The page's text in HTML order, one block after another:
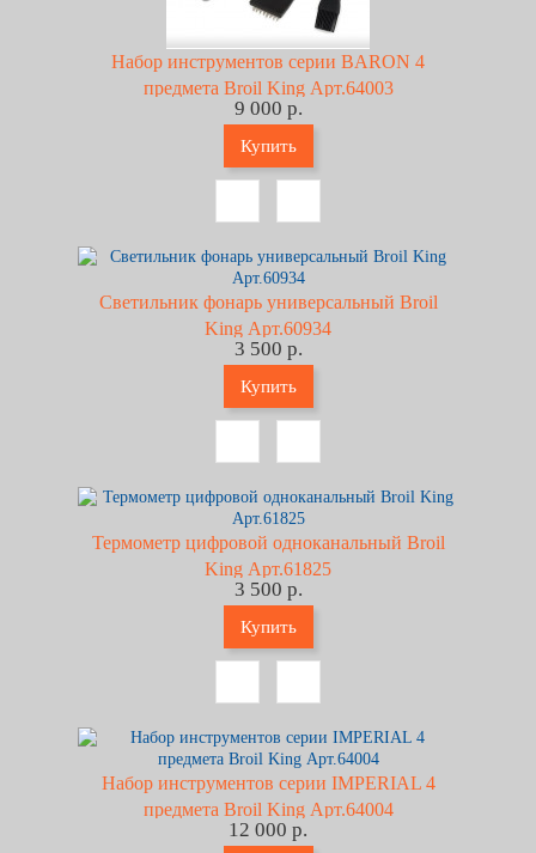
Набор инструментов серии BARON 4
предмета Broil King Арт.64003
9 000 р.
Купить
Светильник фонарь универсальный Broil
King Арт.60934
3 500 р.
Купить
Термометр цифровой одноканальный Broil
King Арт.61825
3 500 р.
Купить
Набор инструментов серии IMPERIAL 4
предмета Broil King Арт.64004
12 000 р.